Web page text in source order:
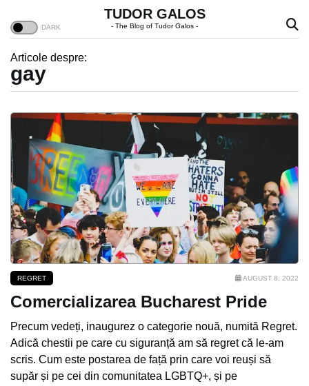
TUDOR GALOS
- The Blog of Tudor Galos -
Articole despre:
gay
REGRET AUGUST 8, 2022
Comercializarea Bucharest Pride
Precum vedeți, inaugurez o categorie nouă, numită Regret.
Adică chestii pe care cu siguranță am să regret că le-am
scris. Cum este postarea de față prin care voi reuși să
supăr și pe cei din comunitatea LGBTQ+, și pe